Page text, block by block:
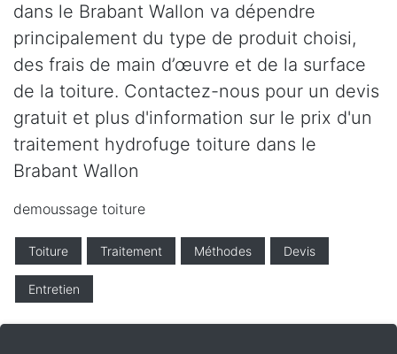
dans le Brabant Wallon va dépendre
principalement du type de produit choisi,
des frais de main d’œuvre et de la surface
de la toiture. Contactez-nous pour un devis
gratuit et plus d'information sur le prix d'un
traitement hydrofuge toiture dans le
Brabant Wallon
demoussage toiture
Toiture Traitement Méthodes Devis
Entretien